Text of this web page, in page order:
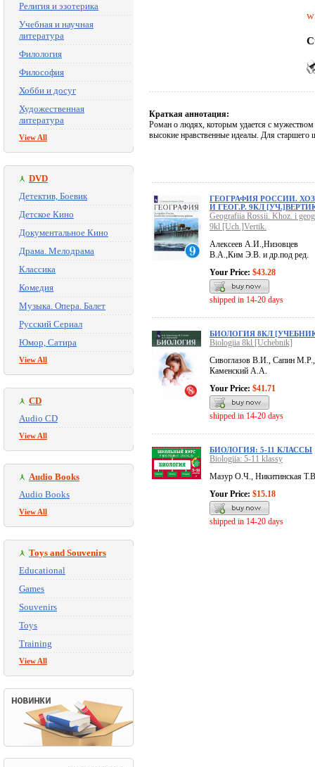
Религия и эзотерика
Учебная и научная
литература
Филология
Философия
Хобби и досуг
Художественная
литература
View All
DVD
Детектив, Боевик
Детское Кино
Документальное Кино
Драма. Мелодрама
Классика
Комедия
Музыка. Опера. Балет
Русский Сериал
Юмор, Сатира
View All
CD
Audio CD
View All
Audio Books
Audio Books
View All
Toys and Souvenirs
Educational
Games
Souvenirs
Toys
Training
View All
Краткая аннотация:
Роман о людях, которым удается с
высокие нравственные идеалы. Для старшего
ГЕОГРАФИЯ РОССИИ.
И ГЕОГ.Р. 9КЛ
Geografiia Rossii. Khoz. i
9kl [Uch.]Vertik.
Алексеев А.И.,Низовцев
В.А.,Ким Э.В. и др.под ред.
Your Price: $43.28
shipped in 14-20 days
БИОЛОГИЯ 8КЛ
Biologiia 8kl [Uchebnik]
Сивоглазов В.И., Сапин М.Р.,
Каменский А.А.
Your Price: $41.71
shipped in 14-20 days
БИОЛОГИЯ: 5-11 КЛАССЫ
Biologiia: 5-11 klassy
Мазур О.Ч., Никитинская
Your Price: $15.18
shipped in 14-20 days